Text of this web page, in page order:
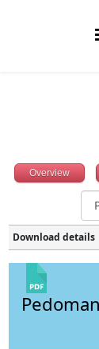
Overview
Download details